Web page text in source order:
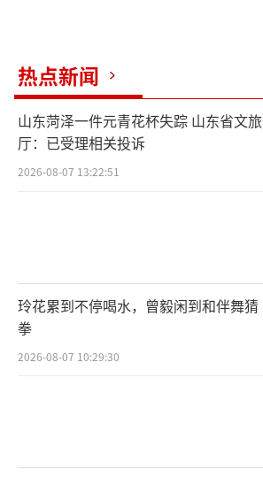
热点新闻
山东菏泽一件元青花杯失踪 山东省文旅
厅：已受理相关投诉
2026-08-07 13:22:51
玲花累到不停喝水，曾毅闲到和伴舞猜
拳
2026-08-07 10:29:30